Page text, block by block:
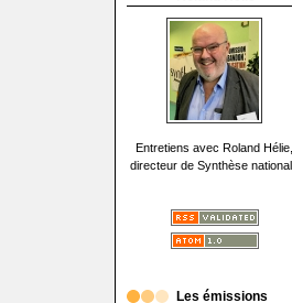
Entretiens avec Roland Hélie,
directeur de Synthèse
Les émissions